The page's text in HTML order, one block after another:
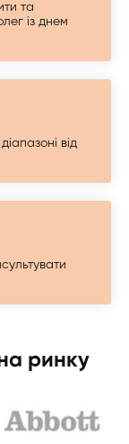
та
із днем
від
ринку